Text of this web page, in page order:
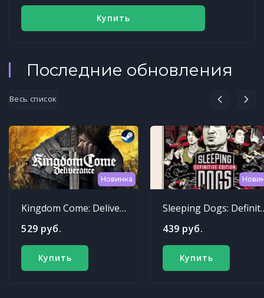
Купить
Последние обновления
Весь список
Новинка
Kingdom Come: Deliverance
529 руб.
Купить
Sleeping
439 руб.
Купить